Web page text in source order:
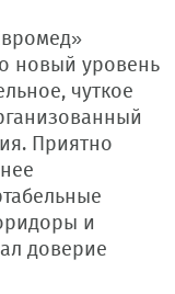
новый уровень
чуткое
Приятно
и
доверие